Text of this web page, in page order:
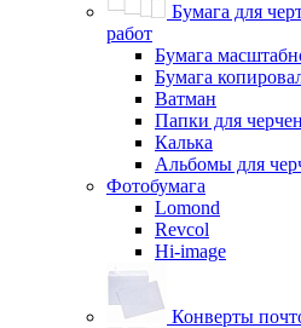
Бумага для
работ
Бумага
Бумага
Ватман
Папки для
Калька
Альбомы для
Фотобумага
Lomond
Revcol
Hi-image
Конверты